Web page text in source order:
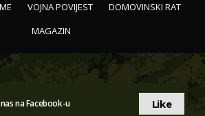
VOJNA POVIJEST
DOMOVINSKI RAT
MAGAZIN
na Facebook-u Like